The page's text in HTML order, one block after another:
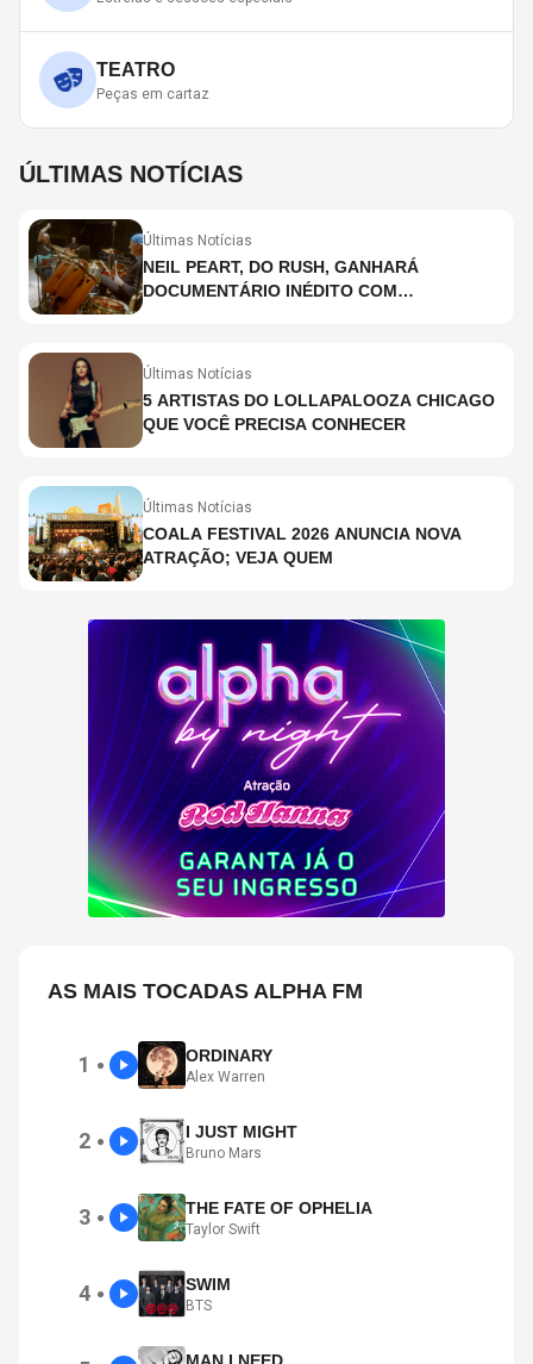
TEATRO
Peças em cartaz
ÚLTIMAS NOTÍCIAS
Últimas Notícias
NEIL PEART, DO RUSH, GANHARÁ
DOCUMENTÁRIO INÉDITO COM
Últimas Notícias
5 ARTISTAS DO LOLLAPALOOZA CHICAGO
QUE VOCÊ PRECISA CONHECER
Últimas Notícias
COALA FESTIVAL 2026 ANUNCIA NOVA
ATRAÇÃO; VEJA QUEM
AS MAIS TOCADAS ALPHA FM
1 ● ORDINARY
Alex Warren
2 ● I JUST MIGHT
Bruno Mars
3 ● THE FATE OF OPHELIA
Taylor Swift
4 ● SWIM
BTS